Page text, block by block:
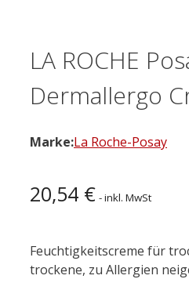
LA ROCHE
Dermallergo
Marke:La Roche-Posay
20,54 € - inkl. MwSt
Feuchtigkeitscreme für
trockene, zu Allergien